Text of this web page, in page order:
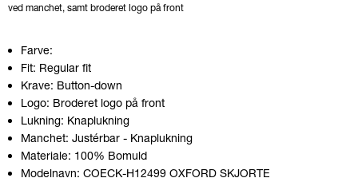
ved manchet, samt broderet logo på front
Farve:
Fit: Regular fit
Krave: Button-down
Logo: Broderet logo på front
Lukning: Knaplukning
Manchet: Justérbar - Knaplukning
Materiale: 100% Bomuld
Modelnavn: COECK-H12499 OXFORD SKJORTE